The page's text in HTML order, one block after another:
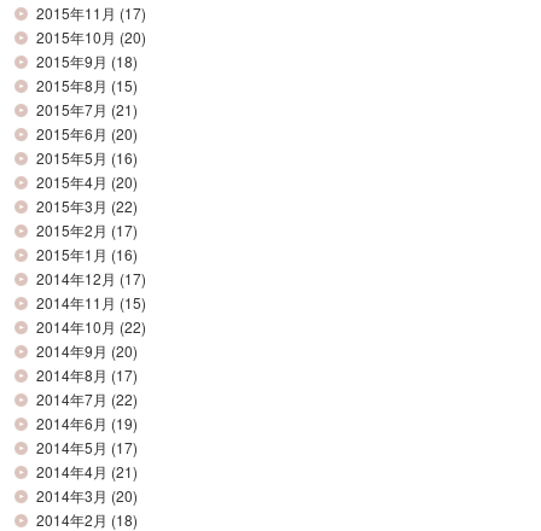
2015年11月 (17)
2015年10月 (20)
2015年9月 (18)
2015年8月 (15)
2015年7月 (21)
2015年6月 (20)
2015年5月 (16)
2015年4月 (20)
2015年3月 (22)
2015年2月 (17)
2015年1月 (16)
2014年12月 (17)
2014年11月 (15)
2014年10月 (22)
2014年9月 (20)
2014年8月 (17)
2014年7月 (22)
2014年6月 (19)
2014年5月 (17)
2014年4月 (21)
2014年3月 (20)
2014年2月 (18)